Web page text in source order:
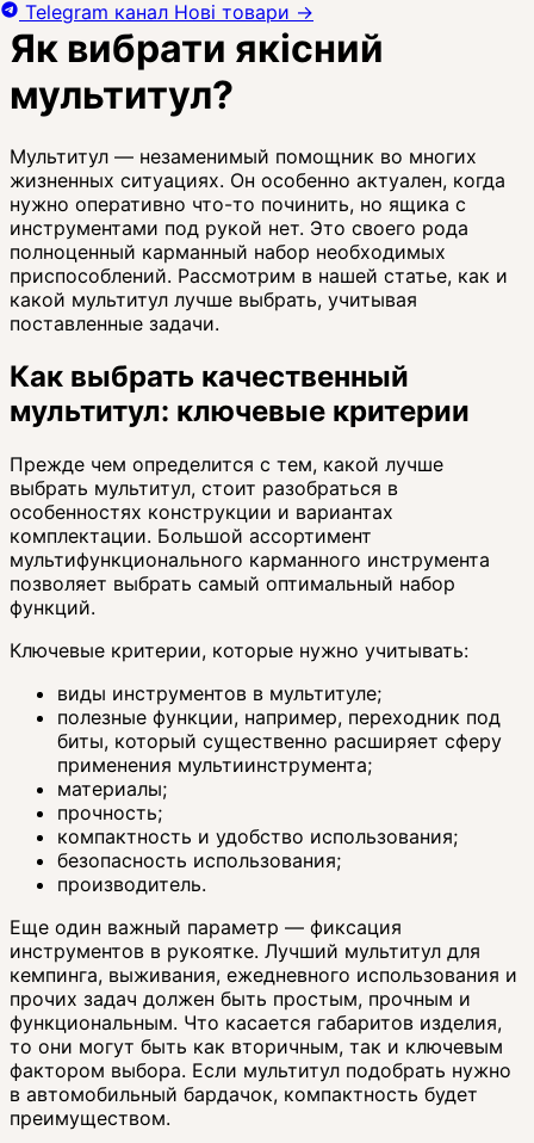
Як вибрати якісний
мультитул?
Мультитул — незаменимый помощник во многих
жизненных ситуациях. Он особенно актуален, когда
нужно оперативно что-то починить, но ящика с
инструментами под рукой нет. Это своего рода
полноценный карманный набор необходимых
приспособлений. Рассмотрим в нашей статье, как и
какой мультитул лучше выбрать, учитывая
поставленные задачи.
Как выбрать качественный
мультитул: ключевые критерии
Прежде чем определится с тем, какой лучше
выбрать мультитул, стоит разобраться в
особенностях конструкции и вариантах
комплектации. Большой ассортимент
мультифункционального карманного инструмента
позволяет выбрать самый оптимальный набор
функций.
Ключевые критерии, которые нужно учитывать:
виды инструментов в мультитуле;
полезные функции, например, переходник под
биты, который существенно расширяет сферу
применения мультиинструмента;
материалы;
прочность;
компактность и удобство использования;
безопасность использования;
производитель.
Еще один важный параметр — фиксация
инструментов в рукоятке. Лучший мультитул для
кемпинга, выживания, ежедневного использования и
прочих задач должен быть простым, прочным и
функциональным. Что касается габаритов изделия,
то они могут быть как вторичным, так и ключевым
фактором выбора. Если мультитул подобрать нужно
в автомобильный бардачок, компактность будет
преимуществом.
Telegram канал Нові товари →